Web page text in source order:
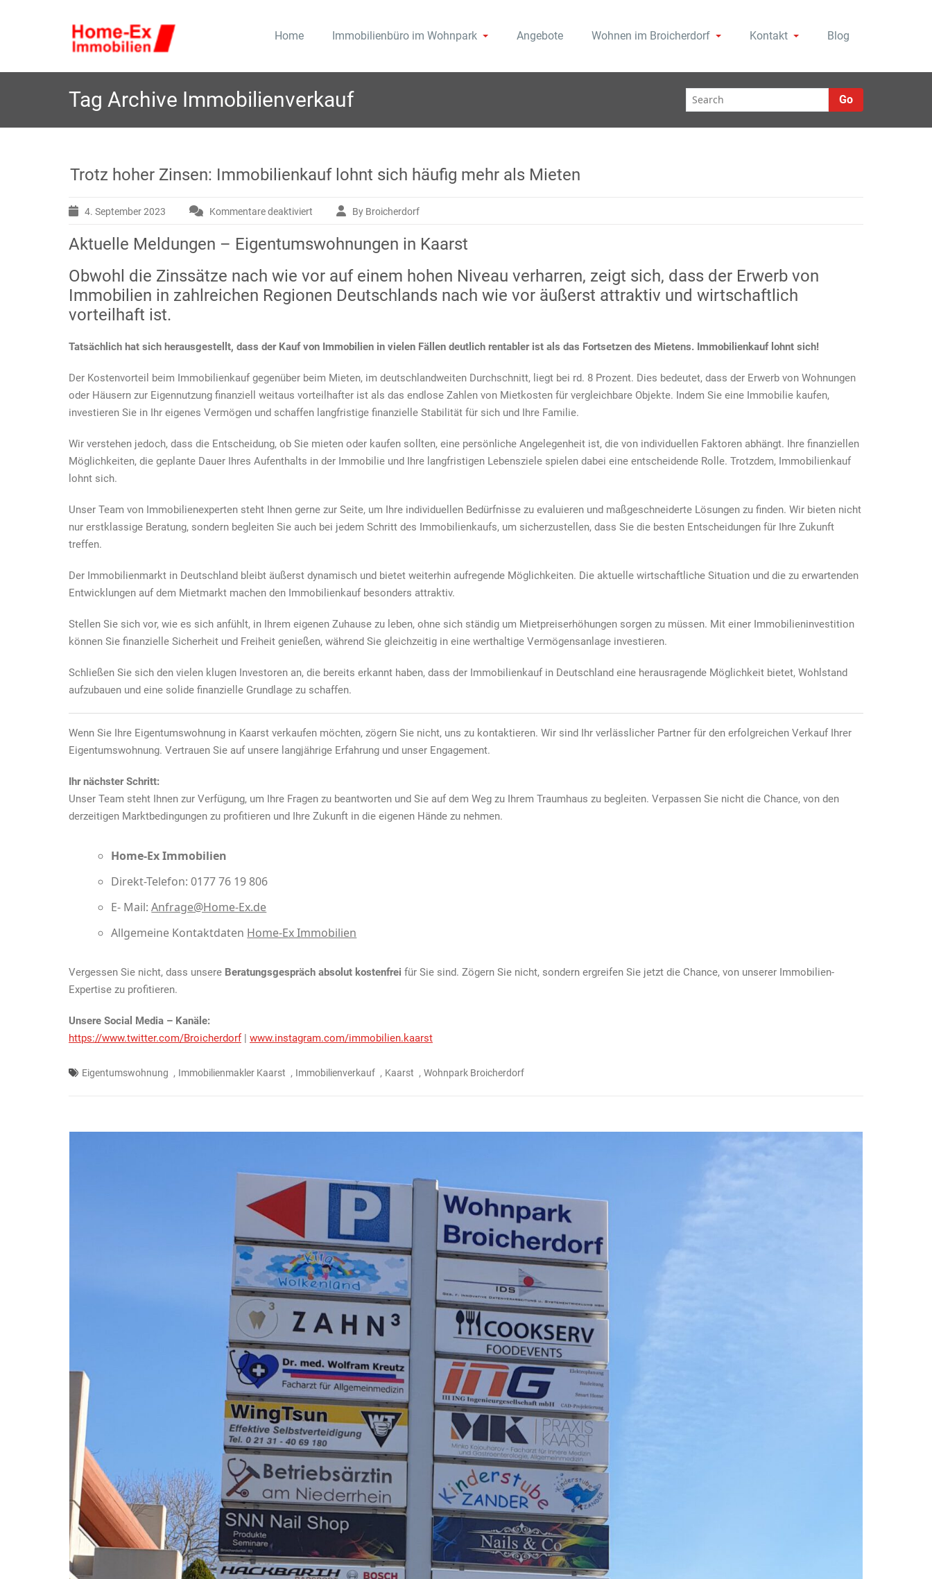
Premiumwohnen im Wohnpark Broicherdorf in Kaarst, der Terrassenwohnanlage mit Schwimmbad und Tiefgarage. Wir suchen ständig
Home Immobilienbüro im Wohnpark Angebote Wohnen im Broicherdorf Kontakt Blog
Tag Archive Immobilienverkauf Go
Trotz hoher Zinsen: Immobilienkauf lohnt sich häufig mehr als Mieten
4. September 2023 Kommentare deaktiviert
hoher
Immobilienkauf
lohnt
sich
als
By Broicherdorf
Aktuelle Meldungen – Eigentumswohnungen in Kaarst
Obwohl die Zinssätze nach wie vor auf einem hohen Niveau verharren, zeigt sich, dass der Erwerb von
Immobilien in zahlreichen Regionen Deutschlands nach wie vor äußerst attraktiv und wirtschaftlich
vorteilhaft ist.
Tatsächlich hat sich herausgestellt, dass der Kauf von Immobilien in vielen Fällen deutlich rentabler ist als das Fortsetzen des Mietens. Immobilienkauf lohnt sich!
Der Kostenvorteil beim Immobilienkauf gegenüber beim Mieten, im deutschlandweiten Durchschnitt, liegt bei rd. 8 Prozent. Dies bedeutet, dass der Erwerb von Wohnungen
oder Häusern zur Eigennutzung finanziell weitaus vorteilhafter ist als das endlose Zahlen von Mietkosten für vergleichbare Objekte. Indem Sie eine Immobilie kaufen,
investieren Sie in Ihr eigenes Vermögen und schaffen langfristige finanzielle Stabilität für sich und Ihre Familie.
Wir verstehen jedoch, dass die Entscheidung, ob Sie mieten oder kaufen sollten, eine persönliche Angelegenheit ist, die von individuellen Faktoren abhängt. Ihre finanziellen
Möglichkeiten, die geplante Dauer Ihres Aufenthalts in der Immobilie und Ihre langfristigen Lebensziele spielen dabei eine entscheidende Rolle. Trotzdem, Immobilienkauf
lohnt sich.
Unser Team von Immobilienexperten steht Ihnen gerne zur Seite, um Ihre individuellen Bedürfnisse zu evaluieren und maßgeschneiderte Lösungen zu finden. Wir bieten nicht
nur erstklassige Beratung, sondern begleiten Sie auch bei jedem Schritt des Immobilienkaufs, um sicherzustellen, dass Sie die besten Entscheidungen für Ihre Zukunft
treffen.
Der Immobilienmarkt in Deutschland bleibt äußerst dynamisch und bietet weiterhin aufregende Möglichkeiten. Die aktuelle wirtschaftliche Situation und die zu erwartenden
Entwicklungen auf dem Mietmarkt machen den Immobilienkauf besonders attraktiv.
Stellen Sie sich vor, wie es sich anfühlt, in Ihrem eigenen Zuhause zu leben, ohne sich ständig um Mietpreiserhöhungen sorgen zu müssen. Mit einer Immobilieninvestition
können Sie finanzielle Sicherheit und Freiheit genießen, während Sie gleichzeitig in eine werthaltige Vermögensanlage investieren.
Schließen Sie sich den vielen klugen Investoren an, die bereits erkannt haben, dass der Immobilienkauf in Deutschland eine herausragende Möglichkeit bietet, Wohlstand
aufzubauen und eine solide finanzielle Grundlage zu schaffen.
Wenn Sie Ihre Eigentumswohnung in Kaarst verkaufen möchten, zögern Sie nicht, uns zu kontaktieren. Wir sind Ihr verlässlicher Partner für den erfolgreichen Verkauf Ihrer
Eigentumswohnung. Vertrauen Sie auf unsere langjährige Erfahrung und unser Engagement.
Ihr nächster Schritt:
Unser Team steht Ihnen zur Verfügung, um Ihre Fragen zu beantworten und Sie auf dem Weg zu Ihrem Traumhaus zu begleiten. Verpassen Sie nicht die Chance, von den
derzeitigen Marktbedingungen zu profitieren und Ihre Zukunft in die eigenen Hände zu nehmen.
Home-Ex Immobilien
Direkt-Telefon: 0177 76 19 806
E- Mail:Anfrage@Home-Ex.de
Allgemeine Kontaktdaten Home-Ex Immobilien
Vergessen Sie nicht, dass unsere Beratungsgespräch absolut kostenfrei für Sie sind. Zögern Sie nicht, sondern ergreifen Sie jetzt die Chance, von unserer Immobilien-
Expertise zu profitieren.
Unsere Social Media – Kanäle:
https://www.twitter.com/Broicherdorf| www.instagram.com/immobilien.kaarst
Eigentumswohnung , Immobilienmakler Kaarst , Immobilienverkauf , Kaarst , Wohnpark Broicherdorf